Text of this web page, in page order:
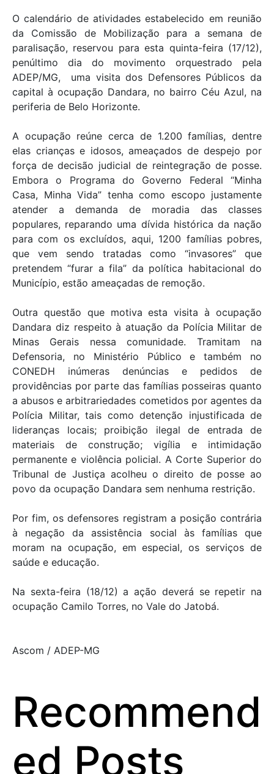
O calendário de atividades estabelecido em reunião
da Comissão de Mobilização para a semana de
paralisação, reservou para esta quinta-feira (17/12),
penúltimo dia do movimento orquestrado pela
ADEP/MG, uma visita dos Defensores Públicos da
capital à ocupação Dandara, no bairro Céu Azul, na
periferia de Belo Horizonte.
A ocupação reúne cerca de 1.200 famílias, dentre
elas crianças e idosos, ameaçados de despejo por
força de decisão judicial de reintegração de posse.
Embora o Programa do Governo Federal “Minha
Casa, Minha Vida” tenha como escopo justamente
atender a demanda de moradia das classes
populares, reparando uma dívida histórica da nação
para com os excluídos, aqui, 1200 famílias pobres,
que vem sendo tratadas como “invasores” que
pretendem “furar a fila” da política habitacional do
Município, estão ameaçadas de remoção.
Outra questão que motiva esta visita à ocupação
Dandara diz respeito à atuação da Polícia Militar de
Minas Gerais nessa comunidade. Tramitam na
Defensoria, no Ministério Público e também no
CONEDH inúmeras denúncias e pedidos de
providências por parte das famílias posseiras quanto
a abusos e arbitrariedades cometidos por agentes da
Polícia Militar, tais como detenção injustificada de
lideranças locais; proibição ilegal de entrada de
materiais de construção; vigília e intimidação
permanente e violência policial. A Corte Superior do
Tribunal de Justiça acolheu o direito de posse ao
povo da ocupação Dandara sem nenhuma restrição.
Por fim, os defensores registram a posição contrária
à negação da assistência social às famílias que
moram na ocupação, em especial, os serviços de
saúde e educação.
Na sexta-feira (18/12) a ação deverá se repetir na
ocupação Camilo Torres, no Vale do Jatobá.
Ascom / ADEP-MG
Recommend
ed Posts